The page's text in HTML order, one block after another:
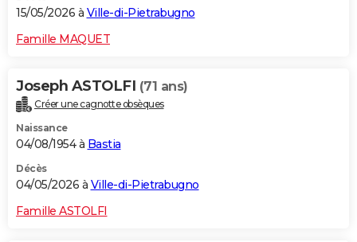
15/05/2026 à Ville-di-Pietrabugno
Famille MAQUET
Joseph ASTOLFI (71 ans)
Créer une cagnotte obsèques
Naissance
04/08/1954 à Bastia
Décès
04/05/2026 à Ville-di-Pietrabugno
Famille ASTOLFI